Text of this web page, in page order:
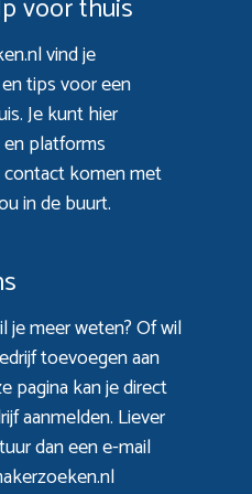
voor thuis
vind je
tips voor een
Je kunt hier
platforms
contact komen met
in de buurt.
je meer weten? Of wil
toevoegen aan
paginakan je direct
aanmelden. Liever
dan een e-mail